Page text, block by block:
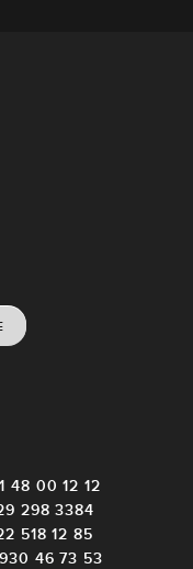
48 00 12 12
298 3384
518 12 85
46 73 53